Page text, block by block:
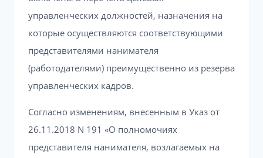
управленческих должностей, назначения на
которые осуществляются соответствующими
представителями нанимателя
(работодателями) преимущественно из резерва
управленческих кадров.
Согласно изменениям, внесенным в Указ от
26.11.2018 N 191 «О полномочиях
представителя нанимателя, возлагаемых на